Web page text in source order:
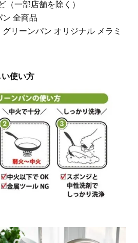
（一部店舗を除く）
全商品
リーンパン オリジナル メラミ
使い方